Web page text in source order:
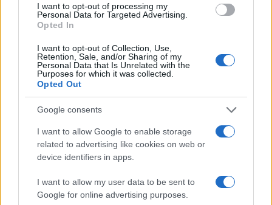
I want to opt-out of processing my
Personal Data for Targeted Advertising.
Opted In
I want to opt-out of Collection, Use,
Retention, Sale, and/or Sharing of my
Personal Data that Is Unrelated with the
Purposes for which it was collected.
Opted Out
Google consents
I want to allow Google to enable storage
related to advertising like cookies on web or
device identifiers in apps.
I want to allow my user data to be sent to
Google for online advertising purposes.
Continua a leggere
NERD NEWS